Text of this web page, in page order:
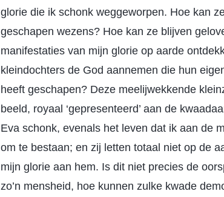
glorie die ik schonk weggeworpen. Hoe kan
geschapen wezens? Hoe kan ze blijven
manifestaties van mijn glorie op aarde
kleindochters de God aannemen die hun
heeft geschapen? Deze meelijwekkende
beeld, royaal ‘gepresenteerd’ aan de
Eva schonk, evenals het leven dat ik aan de
om te bestaan; en zij letten totaal niet op de
mijn glorie aan hem. Is dit niet precies de
zo’n mensheid, hoe kunnen zulke kwade